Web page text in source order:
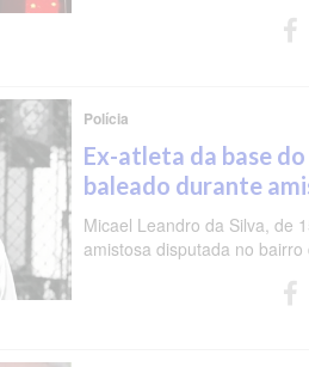
Polícia
Ex-atleta da base
baleado durante
Micael Leandro da Silva, de
amistosa disputada no